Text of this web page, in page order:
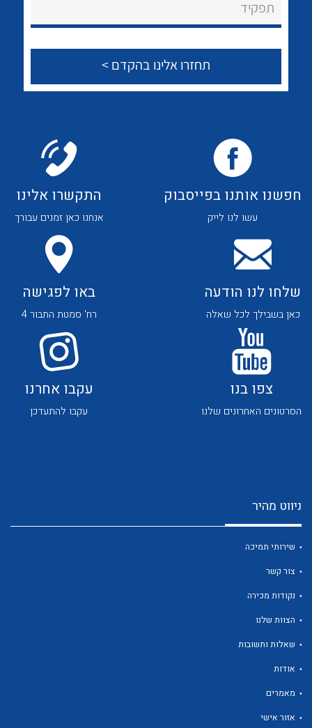
צור קשר
לכל מוצרי היצרן
לכל מוצרי היצרן לכל מוצרי היצרן
תפקיד
חפשנו אותנו בפייסבוק
עשו לנו לייק
התקשרו אלינו
אנחנו כאן זמנים עבורך
שלחו לנו הודעה
כאן בשבילך לכל שאלה
באו לפגישה
רח' סמטת התבור 4
צפו בנו
הסרטונים האחרונים שלנו
עקבו אחרנו
עקבו להתעדכן
ניווט מהיר
שירותי תמיכה
צור קשר
נקודות מכירה
הצוות שלנו
שאלות ותשובות
אודות
מאמרים
אזור אישי